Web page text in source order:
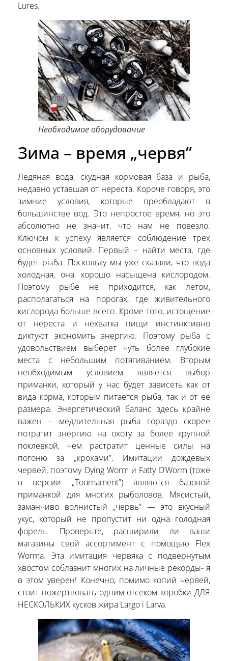
Lures.
Необходимое оборудование
Зима – время „червя”
Ледяная вода, скудная кормовая база и рыба,
недавно уставшая от нереста. Короче говоря, это
зимние условия, которые преобладают в
большинстве вод. Это непростое время, но это
абсолютно не значит, что нам не повезло.
Ключом к успеху является соблюдение трех
основных условий. Первый – найти места, где
будет рыба. Поскольку мы уже сказали, что вода
холодная, она хорошо насыщена кислородом.
Поэтому рыбе не приходится, как летом,
располагаться на порогах, где живительного
кислорода больше всего. Кроме того, истощение
от нереста и нехватка пищи инстинктивно
диктуют экономить энергию. Поэтому рыба с
удовольствием выберет чуть более глубокие
места с небольшим потягиванием. Вторым
необходимым условием является выбор
приманки, который у нас будет зависеть как от
вида корма, которым питается рыба, так и от ее
размера. Энергетический баланс здесь крайне
важен – медлительная рыба гораздо скорее
потратит энергию на охоту за более крупной
поклевкой, чем растратит ценные силы на
погоню за „крохами”. Имитации дождевых
червей, поэтому Dying Worm и Fatty D’Worm (тоже
в версии „Tournament”) являются базовой
приманкой для многих рыболовов. Мясистый,
заманчиво волнистый „червь” — это вкусный
укус, который не пропустит ни одна голодная
форель. Проверьте, расширили ли ваши
магазины свой ассортимент с помощью Flex
Worma. Эта имитация червяка с подвернутым
хвостом соблазнит многих на личные рекорды- я
в этом уверен! Конечно, помимо копий червей,
стоит пожертвовать одним отсеком коробки ДЛЯ
НЕСКОЛЬКИХ кусков жира Largo i Larvа.